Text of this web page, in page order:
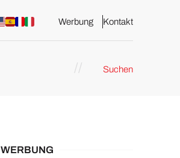
Werbung Kontakt
Suchen
WERBUNG